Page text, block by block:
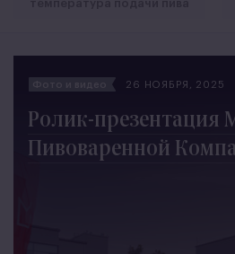
26 НОЯБРЯ, 2025
Ролик-презентация
Пивоваренной